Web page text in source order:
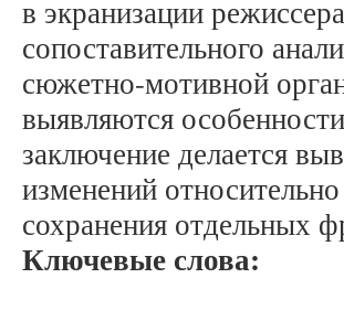
в экранизации
сопоставительного
сюжетно-мотивной
выявляются
заключение делается
изменений
сохранения отдельных
Ключевые слова: